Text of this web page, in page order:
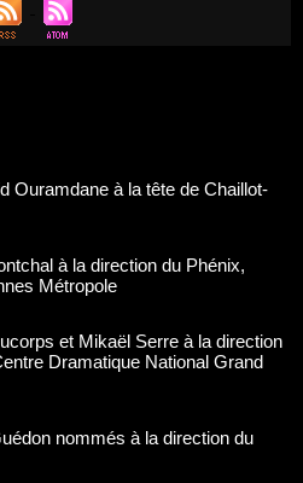
à la direction du Phénix,
Métropole
et Mikaël Serre à la direction
Dramatique National Grand
nommés à la direction du
2026